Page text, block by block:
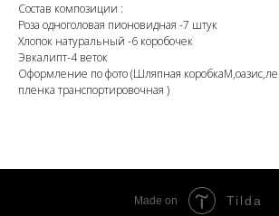
Состав композиции :
Роза одноголовая пионовидная -7 штук
Хлопок натуральный -6 коробочек
Эвкалипт-4 веток
Оформление по фото (Шляпная
пленка транспортировочная )
Made on Tilda